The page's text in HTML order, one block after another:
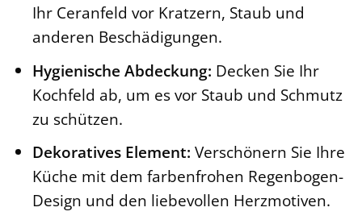
Ihr Ceranfeld vor Kratzern, Staub und
anderen Beschädigungen.
Hygienische Abdeckung: Decken Sie Ihr
Kochfeld ab, um es vor Staub und Schmutz
zu schützen.
Dekoratives Element: Verschönern Sie Ihre
Küche mit dem farbenfrohen Regenbogen-
Design und den liebevollen Herzmotiven.